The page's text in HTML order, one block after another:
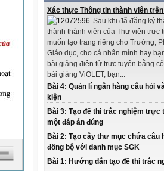
Xác thực Thông tin thành viên
Sau khi đã đăng ký
thành thành viên của Thư viện trực
muốn tạo trang riêng cho Trường,
Giáo dục, cho cá nhân mình hay
bài giảng điện tử trực tuyến bằng
bài giảng ViOLET, bạn...
Bài 4: Quản lí ngân hàng câu hỏi
kiện
Bài 3: Tạo đề thi trắc nghiệm trực
một đáp án đúng
Bài 2: Tạo cây thư mục chứa câu
đồng bộ với danh mục SGK
Bài 1: Hướng dẫn tạo đề thi trắc